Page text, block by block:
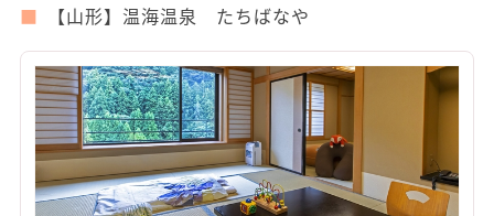
【山形】温海温泉 たちばなや